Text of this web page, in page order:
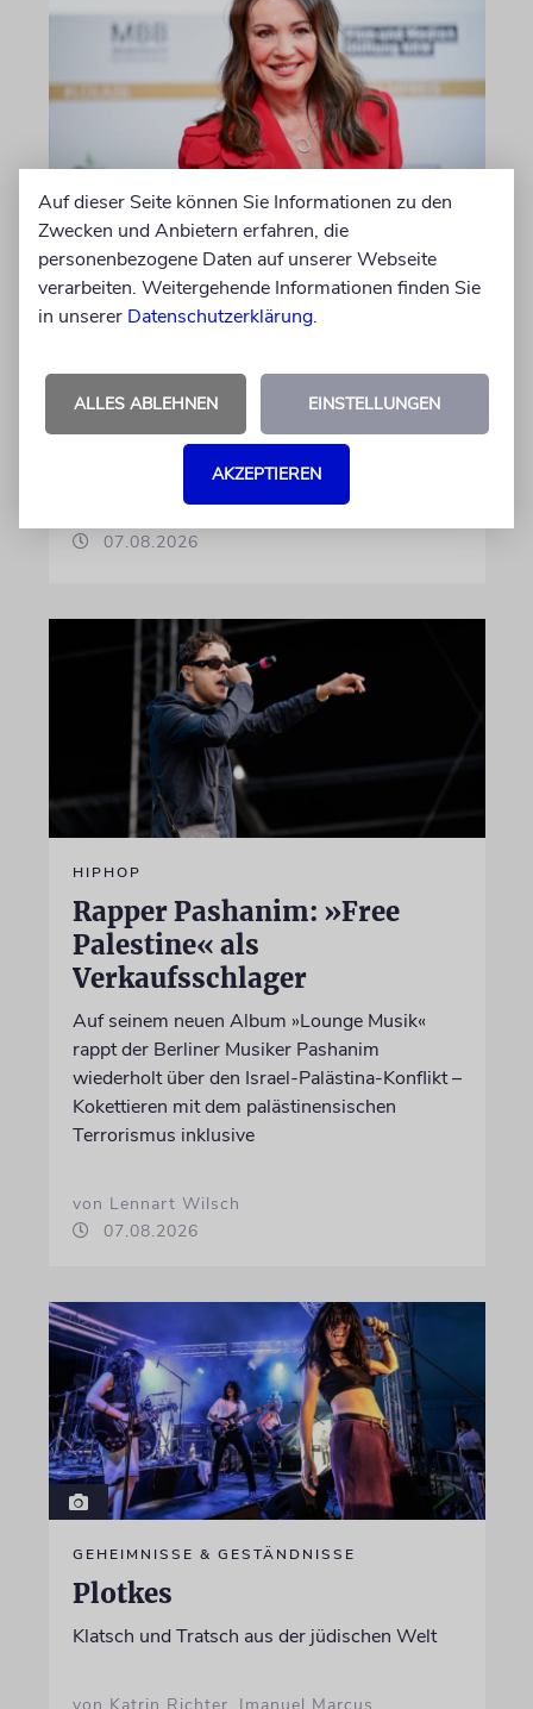
BERLIN
Einsatz gegen Judenhass:
Iris Berben erhält Deutschen
Kulturpolitikpreis
ehrenamtlich. Der Deutsche Kulturrat würdigt
diese Leistung mit einem Preis. Igor Levit ist
07.08.2026
HIPHOP
Rapper Pashanim: »Free
Palestine« als
Verkaufsschlager
Auf seinem neuen Album »Lounge Musik«
rappt der Berliner Musiker Pashanim
wiederholt über den Israel-Palästina-Konflikt –
Kokettieren mit dem palästinensischen
Terrorismus inklusive
von Lennart Wilsch
07.08.2026
GEHEIMNISSE & GESTÄNDNISSE
Plotkes
Klatsch und Tratsch aus der jüdischen Welt
Auf dieser Seite können Sie Informationen zu den
Zwecken und Anbietern erfahren, die
personenbezogene Daten auf unserer Webseite
verarbeiten. Weitergehende Informationen finden Sie
in unserer Datenschutzerklärung.
ALLES ABLEHNEN EINSTELLUNGEN
AKZEPTIEREN